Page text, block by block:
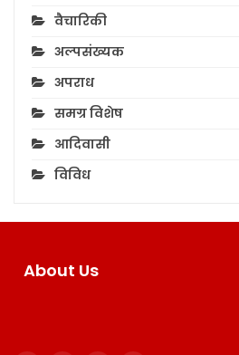
वैचारिकी
अल्पसंख्यक
अपराध
समग्र विशेष
आदिवासी
विविध
About Us